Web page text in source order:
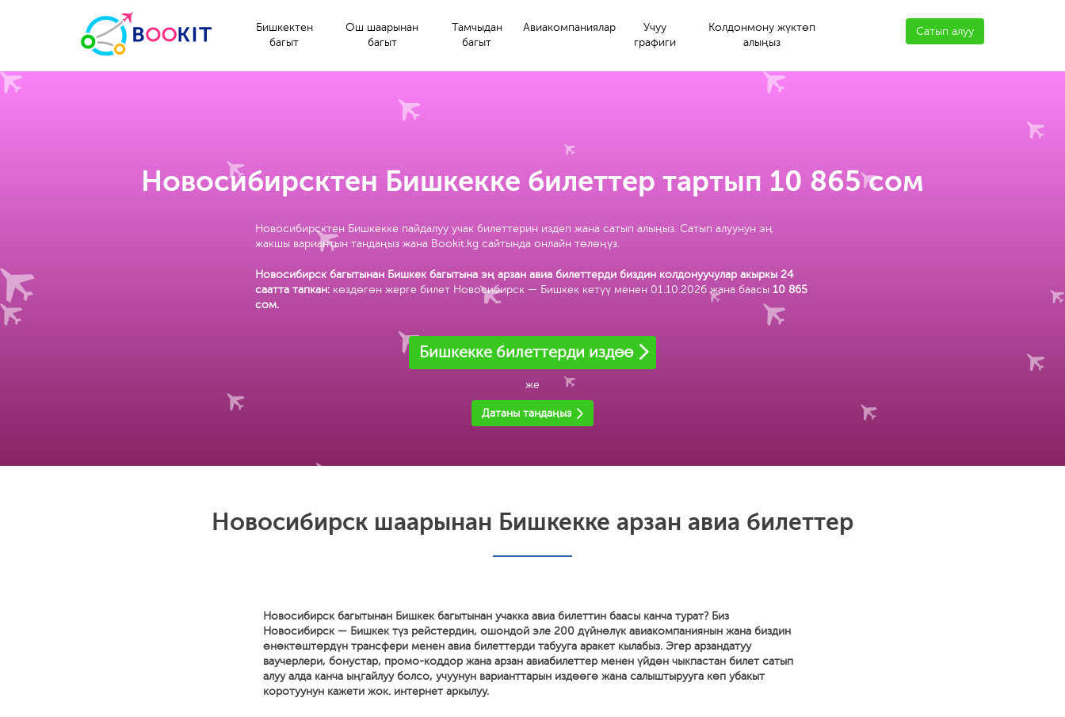
Бишкектен
багыт
Ош шаарынан
багыт
Тамчыдан
багыт
Авиакомпаниялар
Учуу
графиги
Колдонмону жүктөп
алыңыз
Сатып алуу
Новосибирсктен Бишкекке билеттер тартып 10 865 сом
Новосибирсктен Бишкекке пайдалуу учак билеттерин издеп жана сатып алыңыз. Сатып алуунун эң
жакшы вариантын тандаңыз жана Bookit.kg сайтында онлайн төлөңүз.
Новосибирск багытынан Бишкек багытына эң арзан авиа билеттерди биздин колдонуучулар акыркы 24
саатта тапкан: көздөгөн жерге билет Новосибирск — Бишкек кетүү менен 01.10.2026 жана баасы 10 865
сом.
Бишкекке билеттерди издөө
же
Датаны тандаңыз
Новосибирск шаарынан Бишкекке арзан авиа билеттер
Новосибирск багытынан Бишкек багытынан учакка авиа билеттин баасы канча турат? Биз
Новосибирск — Бишкек түз рейстердин, ошондой эле 200 дүйнөлүк авиакомпаниянын жана биздин
өнөктөштөрдүн трансфери менен авиа билеттерди табууга аракет кылабыз. Эгер арзандатуу
ваучерлери, бонустар, промо-коддор жана арзан авиабилеттер менен үйдөн чыкпастан билет сатып
алуу алда канча ыңгайлуу болсо, учуунун варианттарын издөөгө жана салыштырууга көп убакыт
коротуунун кажети жок. интернет аркылуу.